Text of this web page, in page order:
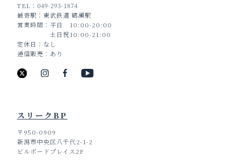
TEL
049-293-1874
最寄駅
東武鉄道 鶴瀬駅
営業時間
平日 10:00-20:00
土日祝10:00-21:00
定休日
なし
通信販売
あり
スリークBP
〒950-0909
新潟市中央区八千代2-1-2
ビルボードプレイス2F